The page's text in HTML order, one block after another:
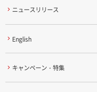
ニュースリリース
English
キャンペーン・特集